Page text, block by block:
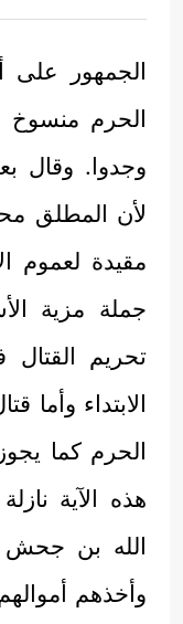
الجمهور على
الحرم منسوخ
وجدوا. وقال
لأن المطلق
مقيدة لعموم
جملة مزية
تحريم القتال
الابتداء وأما
الحرم كما
هذه الآية
الله بن جحش
وأخذهم